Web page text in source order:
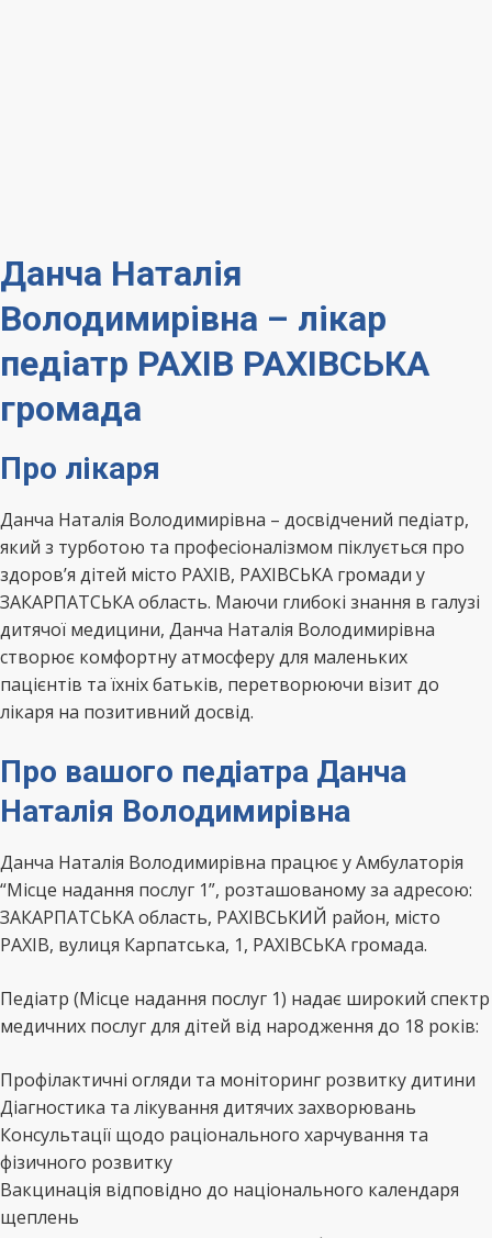
Данча Наталія
Володимирівна – лікар
педіатр РАХІВ РАХІВСЬКА
громада
Про лікаря
Данча Наталія Володимирівна – досвідчений педіатр,
який з турботою та професіоналізмом піклується про
здоров’я дітей місто РАХІВ, РАХІВСЬКА громади у
ЗАКАРПАТСЬКА область. Маючи глибокі знання в галузі
дитячої медицини, Данча Наталія Володимирівна
створює комфортну атмосферу для маленьких
пацієнтів та їхніх батьків, перетворюючи візит до
лікаря на позитивний досвід.
Про вашого педіатра Данча
Наталія Володимирівна
Данча Наталія Володимирівна працює у Амбулаторія
“Місце надання послуг 1”, розташованому за адресою:
ЗАКАРПАТСЬКА область, РАХІВСЬКИЙ район, місто
РАХІВ, вулиця Карпатська, 1, РАХІВСЬКА громада.
Педіатр (Місце надання послуг 1) надає широкий спектр
медичних послуг для дітей від народження до 18 років:
Профілактичні огляди та моніторинг розвитку дитини
Діагностика та лікування дитячих захворювань
Консультації щодо раціонального харчування та
фізичного розвитку
Вакцинація відповідно до національного календаря
щеплень